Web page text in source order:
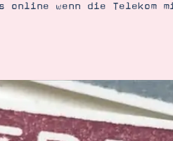
online wenn die Telekom